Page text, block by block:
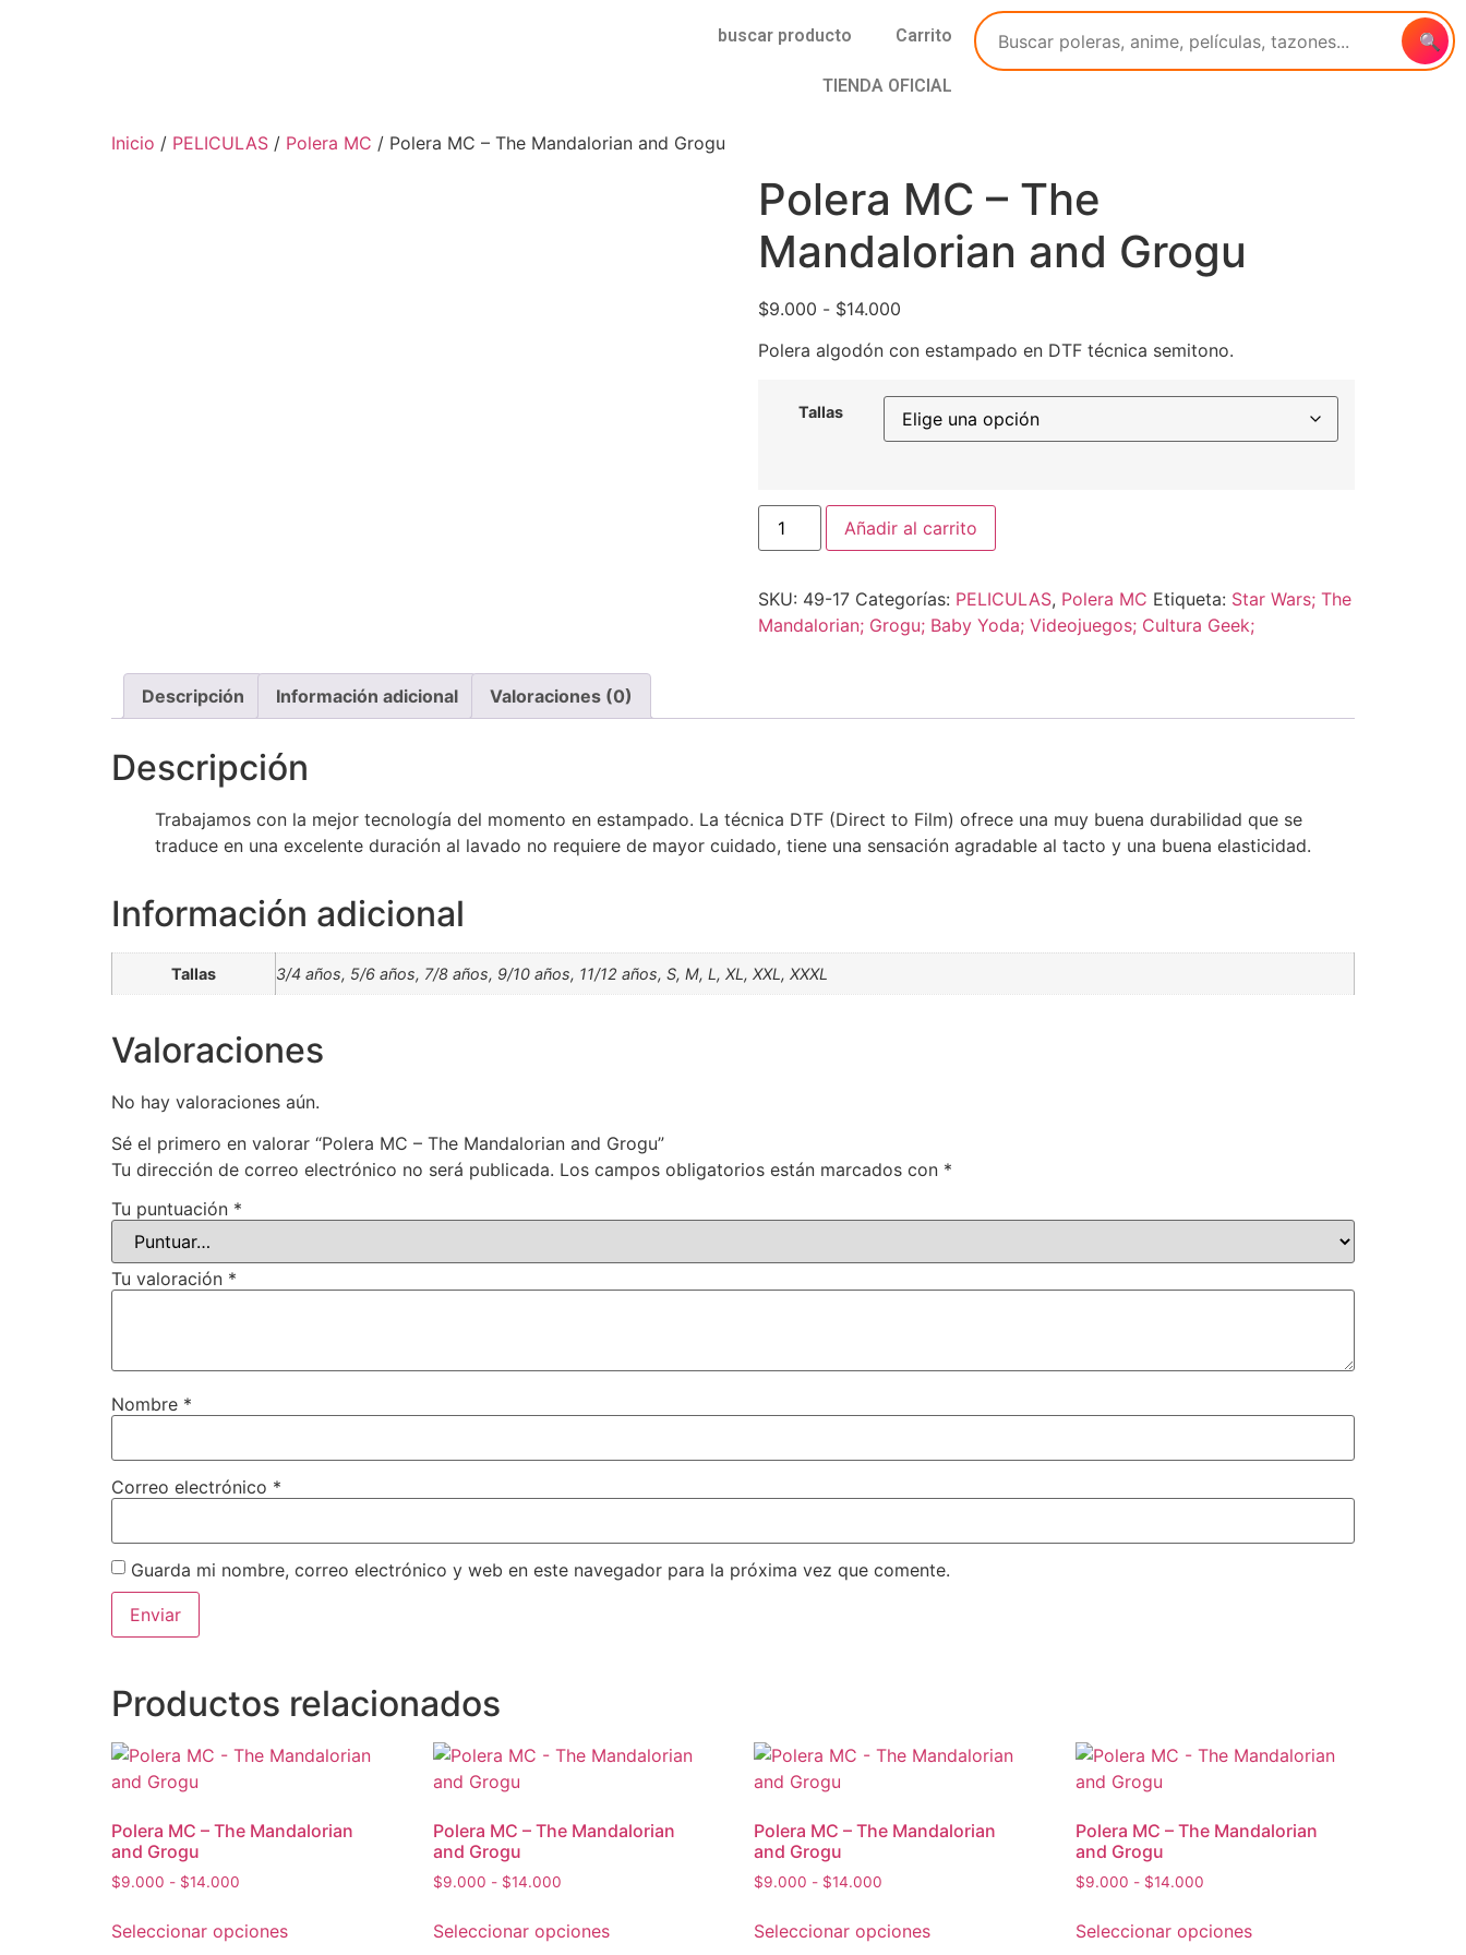
buscar producto Carrito
TIENDA OFICIAL
🔍
Inicio / PELICULAS / Polera MC / Polera MC – The Mandalorian and Grogu
Polera MC – The
Mandalorian and Grogu
$9.000 - $14.000
Polera algodón con estampado en DTF técnica semitono.
Tallas
Añadir al carrito
SKU: 49-17 Categorías: PELICULAS, Polera MC Etiqueta: Star Wars; The
Mandalorian; Grogu; Baby Yoda; Videojuegos; Cultura Geek;
Descripción Información adicional Valoraciones (0)
Descripción
Trabajamos con la mejor tecnología del momento en estampado. La técnica DTF (Direct to Film) ofrece una muy buena durabilidad que se
traduce en una excelente duración al lavado no requiere de mayor cuidado, tiene una sensación agradable al tacto y una buena elasticidad.
Información adicional
Tallas 3/4 años, 5/6 años, 7/8 años, 9/10 años, 11/12 años, S, M, L, XL, XXL, XXXL
Valoraciones
No hay valoraciones aún.
Sé el primero en valorar “Polera MC – The Mandalorian and Grogu”
Tu dirección de correo electrónico no será publicada. Los campos obligatorios están marcados con *
Tu puntuación *
Tu valoración *
Nombre *
Correo electrónico *
Guarda mi nombre, correo electrónico y web en este navegador para la próxima vez que comente.
Productos relacionados
Polera MC – The Mandalorian
and Grogu
$9.000 - $14.000
Seleccionar opciones
Polera MC – The Mandalorian
and Grogu
$9.000 - $14.000
Seleccionar opciones
Polera MC – The Mandalorian
and Grogu
$9.000 - $14.000
Seleccionar opciones
Polera MC – The Mandalorian
and Grogu
$9.000 - $14.000
Seleccionar opciones